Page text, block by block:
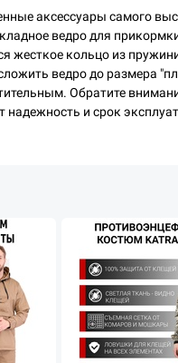
аксессуары самого
ведро для
жесткое кольцо из
ведро до размера
Обратите
надежность и срок